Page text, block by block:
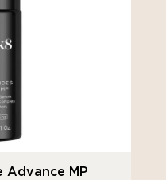
Advance MP